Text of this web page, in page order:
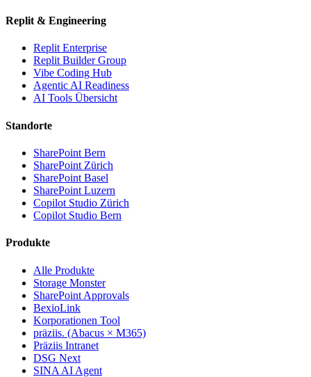
Replit & Engineering
Replit Enterprise
Replit Builder Group
Vibe Coding Hub
Agentic AI Readiness
AI Tools Übersicht
Standorte
SharePoint Bern
SharePoint Zürich
SharePoint Basel
SharePoint Luzern
Copilot Studio Zürich
Copilot Studio Bern
Produkte
Alle Produkte
Storage Monster
SharePoint Approvals
BexioLink
Korporationen Tool
präziis. (Abacus × M365)
Präziis Intranet
DSG Next
SINA AI Agent